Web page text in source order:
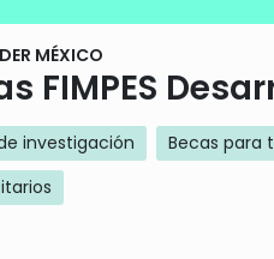
MÉXICO
FIMPES
investigación Becas para